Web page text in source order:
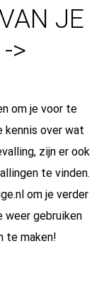
JE
>
om je voor te
kennis over wat
zijn er ook
te vinden.
om je verder
weer gebruiken
te maken!